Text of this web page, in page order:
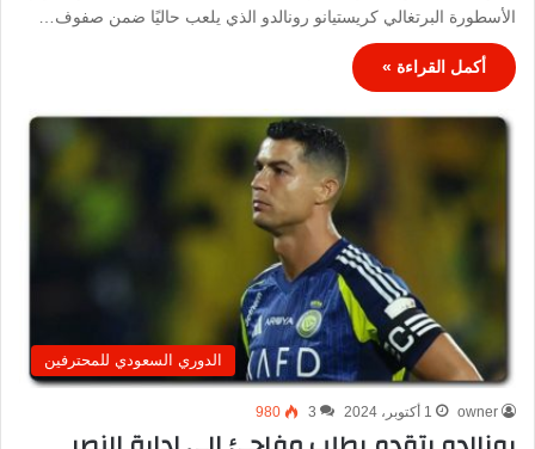
الأسطورة البرتغالي كريستيانو رونالدو الذي يلعب حاليًا ضمن صفوف…
أكمل القراءة »
الدوري السعودي للمحترفين
owner 1 أكتوبر، 2024 3
980